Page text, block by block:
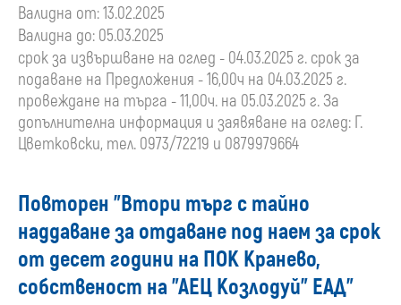
Валидна от: 13.02.2025
Валидна до: 05.03.2025
срок за извършване на оглед - 04.03.2025 г. срок за
подаване на Предложения - 16,00ч на 04.03.2025 г.
провеждане на търга - 11,00ч. на 05.03.2025 г. За
допълнителна информация и заявяване на оглед: Г.
Цветковски, тел. 0973/72219 и 0879979664
Повторен "Втори търг с тайно
наддаване за отдаване под наем за срок
от десет години на ПОК Кранево,
собственост на "АЕЦ Козлодуй" ЕАД"